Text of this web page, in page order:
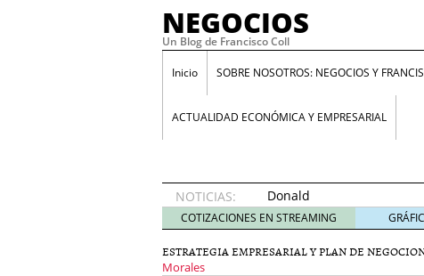
NEGOCIOS
Un Blog de Francisco Coll
Inicio SOBRE NOSOTROS: NEGOCIOS Y
ACTUALIDAD ECONÓMICA Y EMPRESARIAL
NOTICIAS:
Donald
Trump y
su
enfermedad
COTIZACIONES EN STREAMING
ESTRATEGIA EMPRESARIAL Y PLAN DE NEGOCIO
Morales